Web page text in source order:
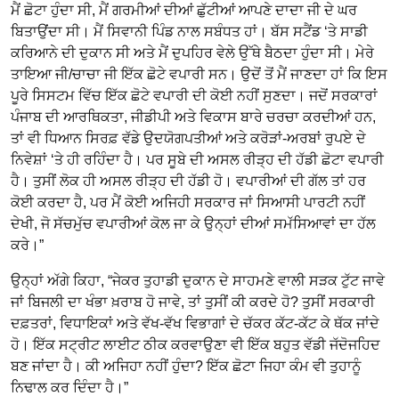
ਮੈਂ ਛੋਟਾ ਹੁੰਦਾ ਸੀ, ਮੈਂ ਗਰਮੀਆਂ ਦੀਆਂ ਛੁੱਟੀਆਂ ਆਪਣੇ ਦਾਦਾ ਜੀ ਦੇ ਘਰ
ਬਿਤਾਉਂਦਾ ਸੀ। ਮੈਂ ਸਿਵਾਨੀ ਪਿੰਡ ਨਾਲ ਸਬੰਧਤ ਹਾਂ। ਬੱਸ ਸਟੈਂਡ ‘ਤੇ ਸਾਡੀ
ਕਰਿਆਨੇ ਦੀ ਦੁਕਾਨ ਸੀ ਅਤੇ ਮੈਂ ਦੁਪਹਿਰ ਵੇਲੇ ਉੱਥੇ ਬੈਠਦਾ ਹੁੰਦਾ ਸੀ। ਮੇਰੇ
ਤਾਇਆ ਜੀ/ਚਾਚਾ ਜੀ ਇੱਕ ਛੋਟੇ ਵਪਾਰੀ ਸਨ। ਉਦੋਂ ਤੋਂ ਮੈਂ ਜਾਣਦਾ ਹਾਂ ਕਿ ਇਸ
ਪੂਰੇ ਸਿਸਟਮ ਵਿੱਚ ਇੱਕ ਛੋਟੇ ਵਪਾਰੀ ਦੀ ਕੋਈ ਨਹੀਂ ਸੁਣਦਾ। ਜਦੋਂ ਸਰਕਾਰਾਂ
ਪੰਜਾਬ ਦੀ ਆਰਥਿਕਤਾ, ਜੀਡੀਪੀ ਅਤੇ ਵਿਕਾਸ ਬਾਰੇ ਚਰਚਾ ਕਰਦੀਆਂ ਹਨ,
ਤਾਂ ਵੀ ਧਿਆਨ ਸਿਰਫ਼ ਵੱਡੇ ਉਦਯੋਗਪਤੀਆਂ ਅਤੇ ਕਰੋੜਾਂ-ਅਰਬਾਂ ਰੁਪਏ ਦੇ
ਨਿਵੇਸ਼ਾਂ ‘ਤੇ ਹੀ ਰਹਿੰਦਾ ਹੈ। ਪਰ ਸੂਬੇ ਦੀ ਅਸਲ ਰੀੜ੍ਹ ਦੀ ਹੱਡੀ ਛੋਟਾ ਵਪਾਰੀ
ਹੈ। ਤੁਸੀਂ ਲੋਕ ਹੀ ਅਸਲ ਰੀੜ੍ਹ ਦੀ ਹੱਡੀ ਹੋ। ਵਪਾਰੀਆਂ ਦੀ ਗੱਲ ਤਾਂ ਹਰ
ਕੋਈ ਕਰਦਾ ਹੈ, ਪਰ ਮੈਂ ਕੋਈ ਅਜਿਹੀ ਸਰਕਾਰ ਜਾਂ ਸਿਆਸੀ ਪਾਰਟੀ ਨਹੀਂ
ਦੇਖੀ, ਜੋ ਸੱਚਮੁੱਚ ਵਪਾਰੀਆਂ ਕੋਲ ਜਾ ਕੇ ਉਨ੍ਹਾਂ ਦੀਆਂ ਸਮੱਸਿਆਵਾਂ ਦਾ ਹੱਲ
ਕਰੇ।”
ਉਨ੍ਹਾਂ ਅੱਗੇ ਕਿਹਾ, “ਜੇਕਰ ਤੁਹਾਡੀ ਦੁਕਾਨ ਦੇ ਸਾਹਮਣੇ ਵਾਲੀ ਸੜਕ ਟੁੱਟ ਜਾਵੇ
ਜਾਂ ਬਿਜਲੀ ਦਾ ਖੰਭਾ ਖ਼ਰਾਬ ਹੋ ਜਾਵੇ, ਤਾਂ ਤੁਸੀਂ ਕੀ ਕਰਦੇ ਹੋ? ਤੁਸੀਂ ਸਰਕਾਰੀ
ਦਫ਼ਤਰਾਂ, ਵਿਧਾਇਕਾਂ ਅਤੇ ਵੱਖ-ਵੱਖ ਵਿਭਾਗਾਂ ਦੇ ਚੱਕਰ ਕੱਟ-ਕੱਟ ਕੇ ਥੱਕ ਜਾਂਦੇ
ਹੋ। ਇੱਕ ਸਟ੍ਰੀਟ ਲਾਈਟ ਠੀਕ ਕਰਵਾਉਣਾ ਵੀ ਇੱਕ ਬਹੁਤ ਵੱਡੀ ਜੱਦੋਜਹਿਦ
ਬਣ ਜਾਂਦਾ ਹੈ। ਕੀ ਅਜਿਹਾ ਨਹੀਂ ਹੁੰਦਾ? ਇੱਕ ਛੋਟਾ ਜਿਹਾ ਕੰਮ ਵੀ ਤੁਹਾਨੂੰ
ਨਿਢਾਲ ਕਰ ਦਿੰਦਾ ਹੈ।”